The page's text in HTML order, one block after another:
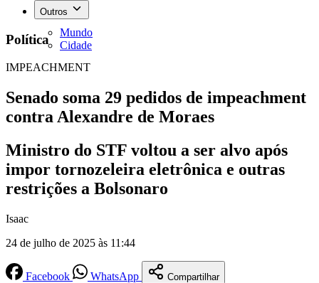
Outros
Mundo
Cidade
Política
IMPEACHMENT
​​Senado soma 29 pedidos de impeachment
contra Alexandre de Moraes
Ministro do STF voltou a ser alvo após
impor tornozeleira eletrônica e outras
restrições a Bolsonaro
Isaac
24 de julho de 2025 às 11:44
Facebook WhatsApp Compartilhar